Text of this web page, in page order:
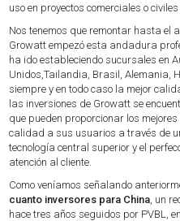
uso en proyectos comerciales o
Nos tenemos que remontar hasta el
Growatt empezó esta andadura
ha ido estableciendo sucursales en
Unidos,Tailandia, Brasil, Alemania,
siempre y en todo caso la mejor
las inversiones de Growatt se
que pueden proporcionar los
calidad a sus usuarios a través de
tecnología central superior y el
atención al cliente.
Como veníamos señalando
cuanto inversores para China , un
hace tres años seguidos por PVBL,